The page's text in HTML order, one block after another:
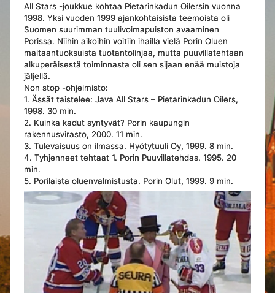
All Stars -joukkue kohtaa Pietarinkadun Oilersin vuonna
1998. Yksi vuoden 1999 ajankohtaisista teemoista oli
Suomen suurimman tuulivoimapuiston avaaminen
Porissa. Niihin aikoihin voitiin ihailla vielä Porin Oluen
maltaantuoksuista tuotantolinjaa, mutta puuvillatehtaan
alkuperäisestä toiminnasta oli sen sijaan enää muistoja
jäljellä.
Non stop -ohjelmisto:
1. Ässät taistelee: Java All Stars – Pietarinkadun Oilers,
1998. 30 min.
2. Kuinka kadut syntyvät? Porin kaupungin
rakennusvirasto, 2000. 11 min.
3. Tulevaisuus on ilmassa. Hyötytuuli Oy, 1999. 8 min.
4. Tyhjenneet tehtaat 1. Porin Puuvillatehdas. 1995. 20
min.
5. Porilaista oluenvalmistusta. Porin Olut, 1999. 9 min.